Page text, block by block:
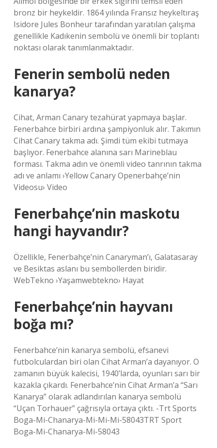
bronz bir heykeldir. 1864 yılında Fransız heykeltıraş
Isidore Jules Bonheur tarafından yaratılan çalışma
genellikle Kadıkenin sembolü ve önemli bir toplantı
noktası olarak tanımlanmaktadır.
Fenerin sembolü neden
kanarya?
Cihat, Arman Canary tezahürat yapmaya başlar.
Fenerbahce birbiri ardına şampiyonluk alır. Takımın
Cihat Canary takma adı. Şimdi tüm ekibi tutmaya
başlıyor. Fenerbahce alanına sarı Marineblau
forması. Takma adın ve önemli video tanrının takma
adı ve anlamı ›Yellow Canary Openerbahçe’nin
Videosu› Video
Fenerbahçe’nin maskotu
hangi hayvandır?
Özellikle, Fenerbahçe’nin Canaryman’ı, Galatasaray
ve Besiktas aslanı bu sembollerden biridir.
WebTekno ›Yaşamwebtekno› Hayat
Fenerbahçe’nin hayvanı
boğa mı?
Fenerbahce’nin kanarya sembolü, efsanevi
futbolculardan biri olan Cihat Arman’a dayanıyor. O
zamanın büyük kalecisi, 1940’larda, oyunları sarı bir
kazakla çıkardı. Fenerbahce’nin Cihat Arman’a “Sarı
Kanarya” olarak adlandırılan kanarya sembolü
“Uçan Torhauer” çağrısıyla ortaya çıktı. -Trt Sports
Boga-Mi-Chanarya-Mi-Mi-Mi-58043TRT Sport
Boga-Mi-Chanarya-Mi-58043